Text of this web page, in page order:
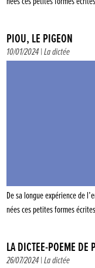
PIOU, LE PIGEON
10/01/2024 |La dictée
De sa longue expérience de
nées ces petites formes
LA DICTÉE-POÈME DE
26/07/2024 |La dictée